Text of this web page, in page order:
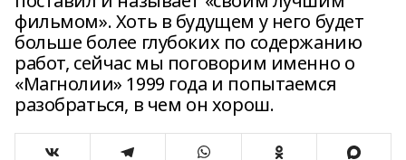
фильмом». Хоть в будущем у него будет
больше более глубоких по содержанию
работ, сейчас мы поговорим именно о
«Магнолии» 1999 года и попытаемся
разобраться, в чем он хорош.